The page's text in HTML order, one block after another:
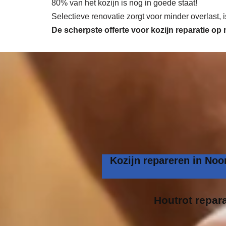
80% van het kozijn is nog in goede staat!
Selectieve renovatie zorgt voor minder
De scherpste offerte voor kozijn reparatie op
Kozijn repareren in
Houtrot